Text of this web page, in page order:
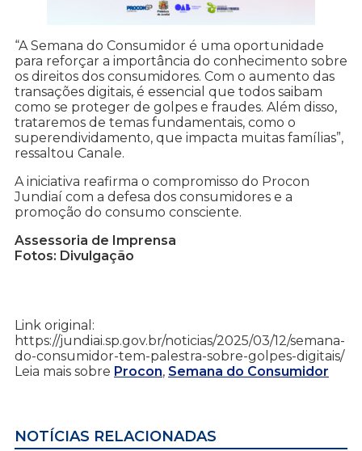
“A Semana do Consumidor é uma oportunidade
para reforçar a importância do conhecimento sobre
os direitos dos consumidores. Com o aumento das
transações digitais, é essencial que todos saibam
como se proteger de golpes e fraudes. Além disso,
trataremos de temas fundamentais, como o
superendividamento, que impacta muitas famílias”,
ressaltou Canale.
A iniciativa reafirma o compromisso do Procon
Jundiaí com a defesa dos consumidores e a
promoção do consumo consciente.
Assessoria de Imprensa
Fotos: Divulgação
Link original:
https://jundiai.sp.gov.br/noticias/2025/03/12/semana-
do-consumidor-tem-palestra-sobre-golpes-digitais/
Leia mais sobre Procon, Semana do Consumidor
NOTÍCIAS RELACIONADAS